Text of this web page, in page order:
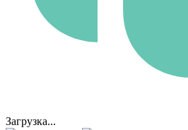
Загрузка...